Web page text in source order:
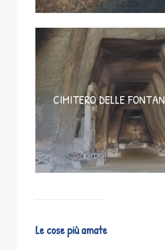
CIMITERO DELLE
Le cose più amate